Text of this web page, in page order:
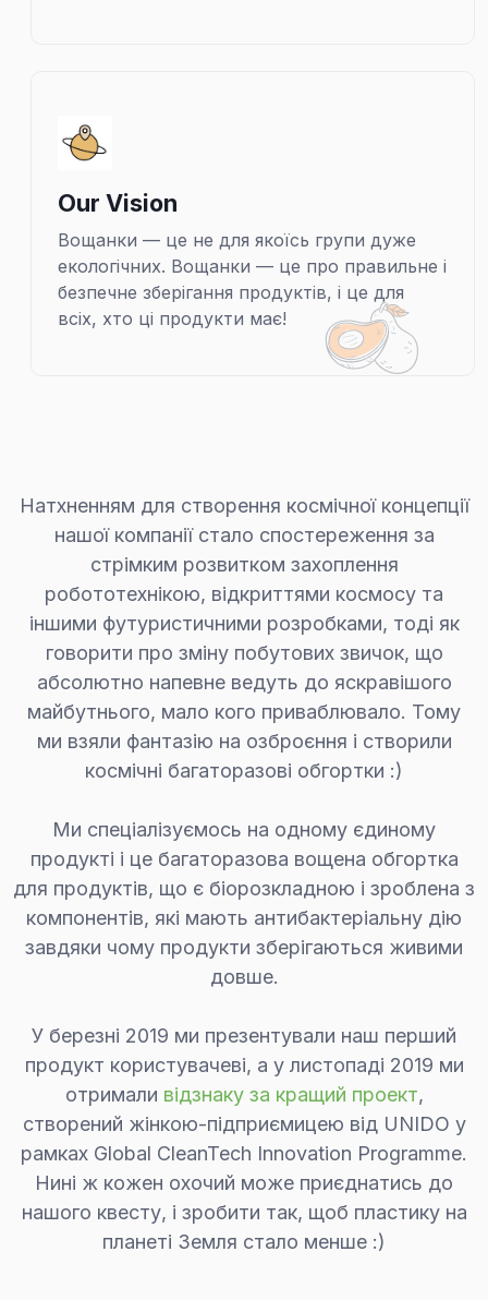
Our Vision
Вощанки — це не для якоїсь групи дуже
екологічних. Вощанки — це про правильне і
безпечне зберігання продуктів, і це для
всіх, хто ці продукти має!
Натхненням для створення космічної концепції
нашої компанії стало спостереження за
стрімким розвитком захоплення
робототехнікою, відкриттями космосу та
іншими футуристичними розробками, тоді як
говорити про зміну побутових звичок, що
абсолютно напевне ведуть до яскравішого
майбутнього, мало кого приваблювало. Тому
ми взяли фантазію на озброєння і створили
космічні багаторазові обгортки :)
Ми спеціалізуємось на одному єдиному
продукті і це багаторазова вощена обгортка
для продуктів, що є біорозкладною і зроблена з
компонентів, які мають антибактеріальну дію
завдяки чому продукти зберігаються живими
довше.
У березні 2019 ми презентували наш перший
продукт користувачеві, а у листопаді 2019 ми
отримали відзнаку за кращий проект,
створений жінкою-підприємицею від UNIDO у
рамках Global CleanTech Innovation Programme.
Нині ж кожен охочий може приєднатись до
нашого квесту, і зробити так, щоб пластику на
планеті Земля стало менше :)